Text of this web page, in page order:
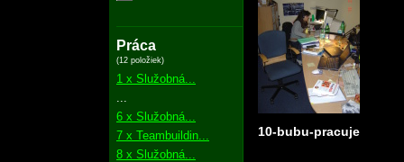
Práca
(12 položiek)
1 x Služobná...
6 x Služobná...
7 x Teambuildin...
8 x Služobná...
10-bubu-pracuje